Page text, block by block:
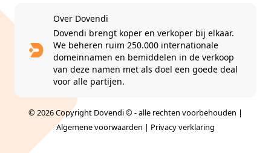
Over Dovendi
Dovendi brengt koper en verkoper bij elkaar.
We beheren ruim 250.000 internationale
domeinnamen en bemiddelen in de verkoop
van deze namen met als doel een goede deal
voor alle partijen.
© 2026 Copyright Dovendi © - alle rechten voorbehouden |
Algemene voorwaarden | Privacy verklaring